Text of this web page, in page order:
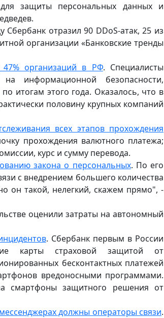
защиты персональных данных и
Сбербанк отразил 90 DDoS-атак, 25 из
организации «Банковские тренды
организаций в РФ. Специалисты
информационной безопасности,
итогам этого года. Оказалось, что в
половину крупных компаний
всех этапов прохождения
прохождения валютного платежа;
курс и сумму перевода.
закона о персональных. По его
с внедрением большего количества
он такой, нелегкий, скажем прямо", -
оценили затраты на автономный
. Сбербанк первым в России
карты страховой защитой от
бесконтактных платежей
вредоносными программами.
смартфоны защитного решения от
должны операторы связи.